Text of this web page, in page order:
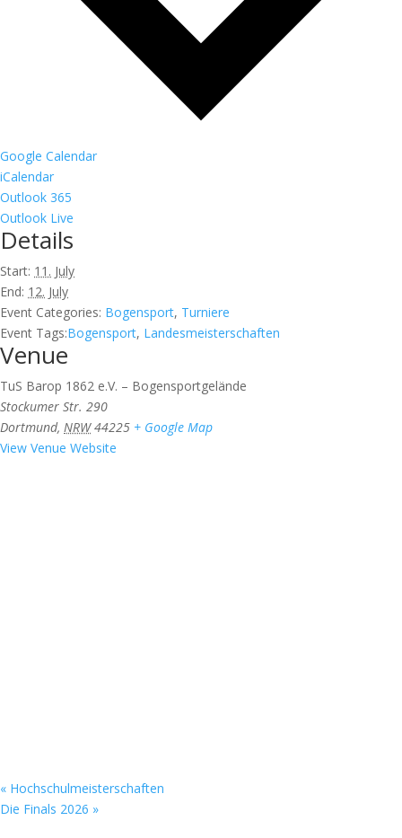
Google Calendar
iCalendar
Outlook 365
Outlook Live
Details
Start: 11. July
End: 12. July
Event Categories: Bogensport, Turniere
Event Tags:Bogensport, Landesmeisterschaften
Venue
TuS Barop 1862 e.V. – Bogensportgelände
Stockumer Str. 290
Dortmund, NRW 44225 + Google Map
View Venue Website
« Hochschulmeisterschaften
Die Finals 2026 »